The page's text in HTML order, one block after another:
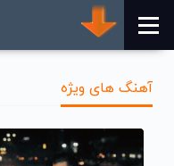
آهنگ های ویژه